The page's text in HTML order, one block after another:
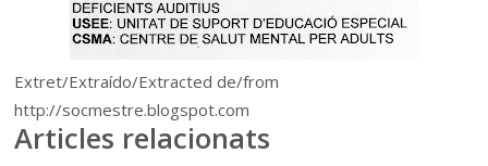
Extret/Extraído/Extracted de/from
http://socmestre.blogspot.com
Articles relacionats